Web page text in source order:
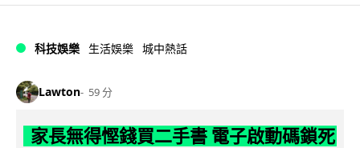
科技娛樂 生活娛樂 城中熱話
Lawton 59 分
家長無得慳錢買二手書 電子啟動碼鎖死